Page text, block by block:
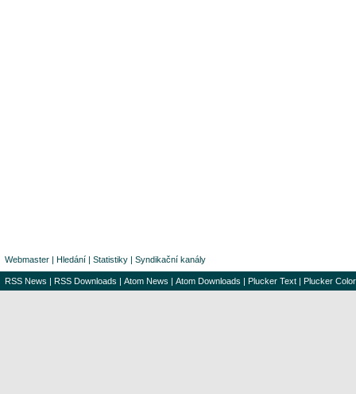
Webmaster | Hledání | Statistiky | Syndikační kanály
RSS News | RSS Downloads | Atom News | Atom Downloads | Plucker Text | Plucker Color